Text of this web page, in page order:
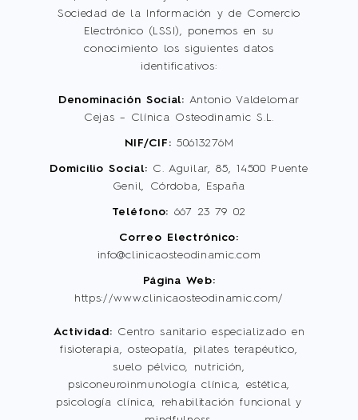
PSICOLOGÍA
CONTACTO
Sociedad de la Información y de Comercio
Electrónico (LSSI), ponemos en su
conocimiento los siguientes datos
identificativos:
Denominación Social: Antonio Valdelomar
Cejas – Clínica Osteodinamic S.L.
NIF/CIF: 50613276M
Domicilio Social: C. Aguilar, 85, 14500 Puente
Genil, Córdoba, España
Teléfono: 667 23 79 02
Correo Electrónico:
info@clinicaosteodinamic.com
Página Web:
https://www.clinicaosteodinamic.com/
Actividad: Centro sanitario especializado en
fisioterapia, osteopatía, pilates terapéutico,
suelo pélvico, nutrición,
psiconeuroinmunología clínica, estética,
psicología clínica, rehabilitación funcional y